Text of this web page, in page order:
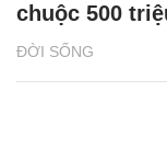
ĐỜI SỐNG
chuộc 500